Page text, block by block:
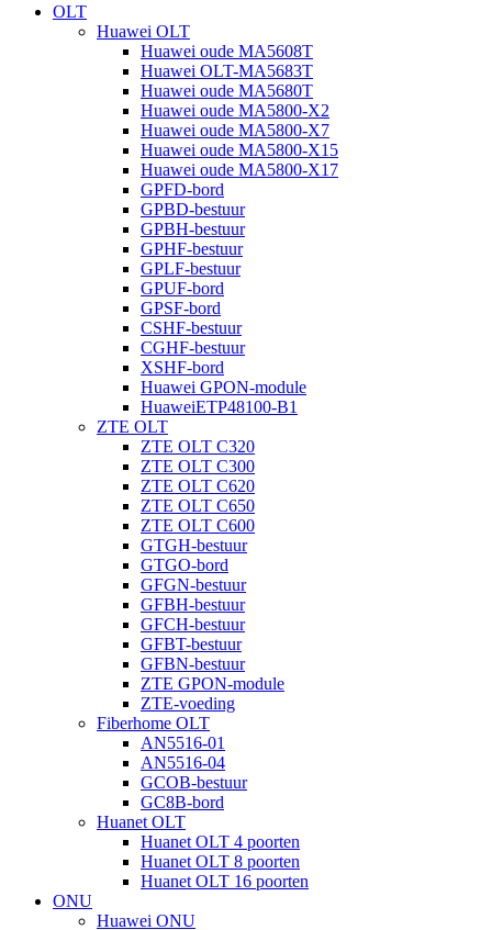
OLT
Huawei OLT
Huawei oude MA5608T
Huawei OLT-MA5683T
Huawei oude MA5680T
Huawei oude MA5800-X2
Huawei oude MA5800-X7
Huawei oude MA5800-X15
Huawei oude MA5800-X17
GPFD-bord
GPBD-bestuur
GPBH-bestuur
GPHF-bestuur
GPLF-bestuur
GPUF-bord
GPSF-bord
CSHF-bestuur
CGHF-bestuur
XSHF-bord
Huawei GPON-module
HuaweiETP48100-B1
ZTE OLT
ZTE OLT C320
ZTE OLT C300
ZTE OLT C620
ZTE OLT C650
ZTE OLT C600
GTGH-bestuur
GTGO-bord
GFGN-bestuur
GFBH-bestuur
GFCH-bestuur
GFBT-bestuur
GFBN-bestuur
ZTE GPON-module
ZTE-voeding
Fiberhome OLT
AN5516-01
AN5516-04
GCOB-bestuur
GC8B-bord
Huanet OLT
Huanet OLT 4 poorten
Huanet OLT 8 poorten
Huanet OLT 16 poorten
ONU
Huawei ONU